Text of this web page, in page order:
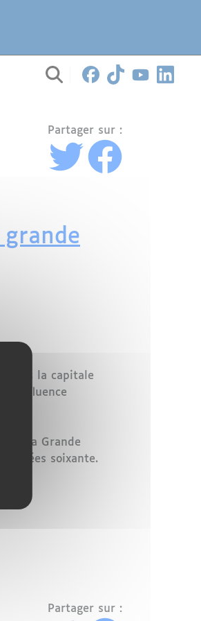
Partager sur :
dans la capitale
"influence
la Grande
années soixante.
Partager sur :